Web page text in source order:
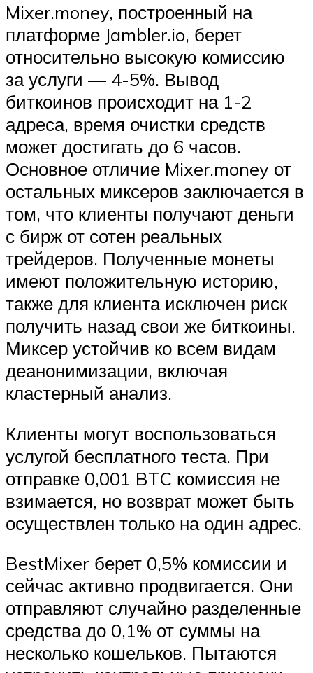
Mixer.money, построенный на
платформе Jambler.io, берет
относительно высокую комиссию
за услуги — 4-5%. Вывод
биткоинов происходит на 1-2
адреса, время очистки средств
может достигать до 6 часов.
Основное отличие Mixer.money от
остальных миксеров заключается в
том, что клиенты получают деньги
с бирж от сотен реальных
трейдеров. Полученные монеты
имеют положительную историю,
также для клиента исключен риск
получить назад свои же биткоины.
Миксер устойчив ко всем видам
деанонимизации, включая
кластерный анализ.
Клиенты могут воспользоваться
услугой бесплатного теста. При
отправке 0,001 BTC комиссия не
взимается, но возврат может быть
осуществлен только на один адрес.
BestMixer берет 0,5% комиссии и
сейчас активно продвигается. Они
отправляют случайно разделенные
средства до 0,1% от суммы на
несколько кошельков. Пытаются